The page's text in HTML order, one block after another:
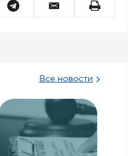
Все новости